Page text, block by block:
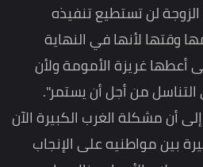
لن تستطيع تنفيذه
وقتها لأنها في النهاية
أعطها غريزة الأمومة ولأن
من أجل أن يستمر".
أن مشكلة الغرب الكبيرة الآن
بين مواطنيه على الإنجاب